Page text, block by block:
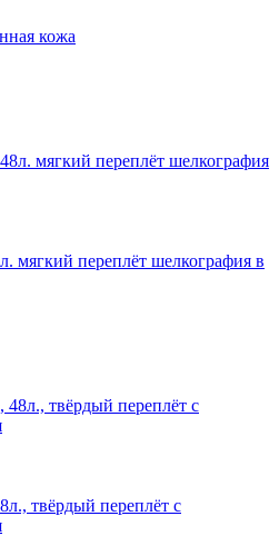
кожа
мягкий переплёт шелкография в
твёрдый переплёт с